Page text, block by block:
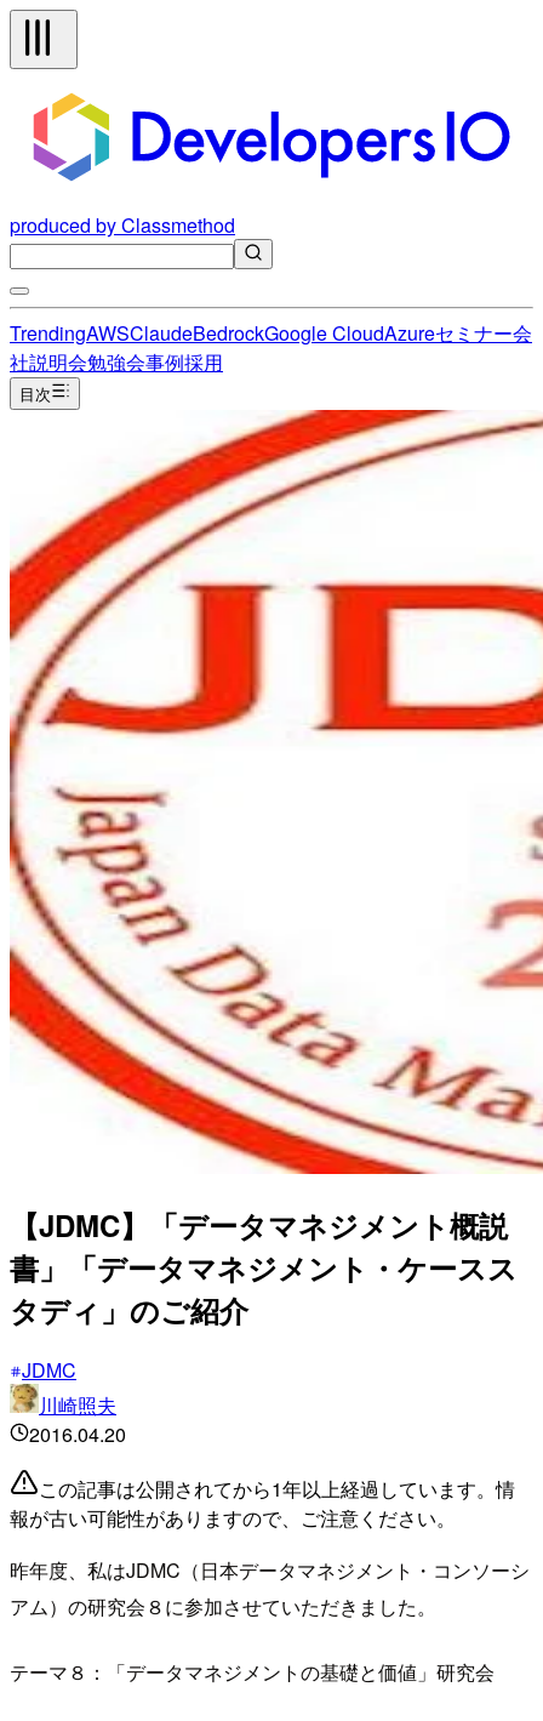
produced by Classmethod
TrendingAWSClaudeBedrockGoogle CloudAzureセミナー会
社説明会勉強会事例採用
目次
【JDMC】「データマネジメント概説
書」「データマネジメント・ケースス
タディ」のご紹介
JDMC
川崎照夫
2016.04.20
この記事は公開されてから1年以上経過しています。情
報が古い可能性がありますので、ご注意ください。
昨年度、私はJDMC（日本データマネジメント・コンソーシ
アム）の研究会８に参加させていただきました。
テーマ８：「データマネジメントの基礎と価値」研究会